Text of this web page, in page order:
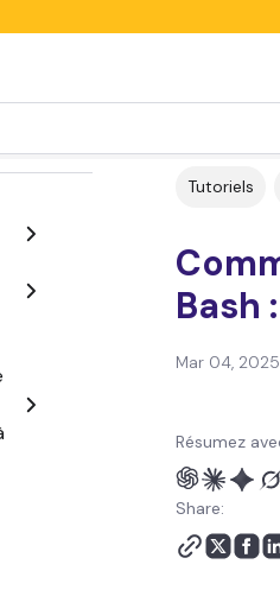
Tutoriels
Bash
Mar 04, 2025
Résumez
Share: